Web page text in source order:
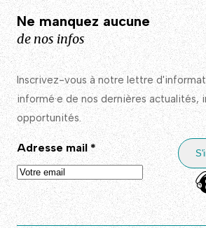
Ne manquez aucune
de nos infos
Inscrivez-vous à notre lettre
informé·e de nos dernières actualités,
opportunités.
Adresse mail*